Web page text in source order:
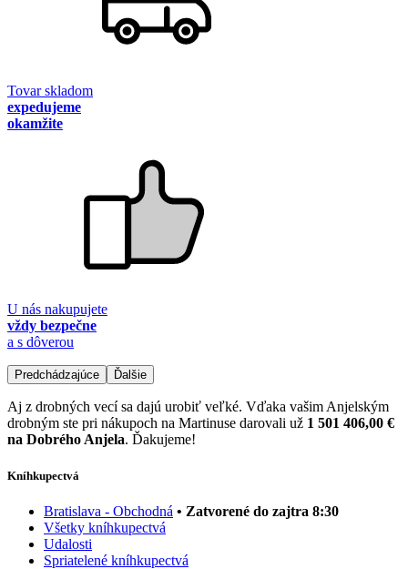
Tovar skladom
expedujeme
okamžite
U nás nakupujete
vždy bezpečne
a s dôverou
Predchádzajúce Ďalšie
Aj z drobných vecí sa dajú urobiť veľké. Vďaka vašim Anjelským
drobným ste pri nákupoch na Martinuse darovali už 1 501 406,00 €
na Dobrého Anjela. Ďakujeme!
Kníhkupectvá
Bratislava - Obchodná • Zatvorené do zajtra 8:30
Všetky kníhkupectvá
Udalosti
Spriatelené kníhkupectvá